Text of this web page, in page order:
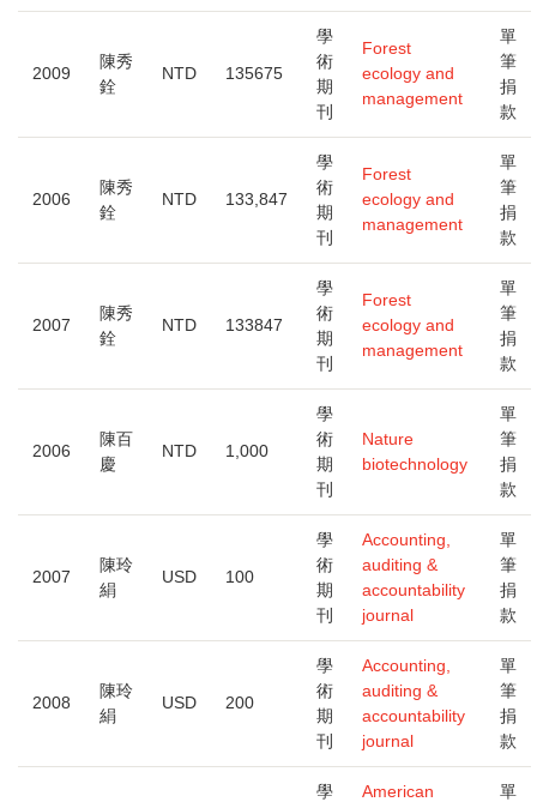
2009
陳秀
銓
NTD 135675
學
術
期
刊
Forest
ecology and
management
單
筆
捐
款
2006
陳秀
銓
NTD 133,847
學
術
期
刊
Forest
ecology and
management
單
筆
捐
款
2007
陳秀
銓
NTD 133847
學
術
期
刊
Forest
ecology and
management
單
筆
捐
款
2006
陳百
慶
NTD 1,000
學
術
期
刊
Nature
biotechnology
單
筆
捐
款
2007
陳玲
絹
USD 100
學
術
期
刊
Accounting,
auditing &
accountability
journal
單
筆
捐
款
2008
陳玲
絹
USD 200
學
術
期
刊
Accounting,
auditing &
accountability
journal
單
筆
捐
款
學
American
單